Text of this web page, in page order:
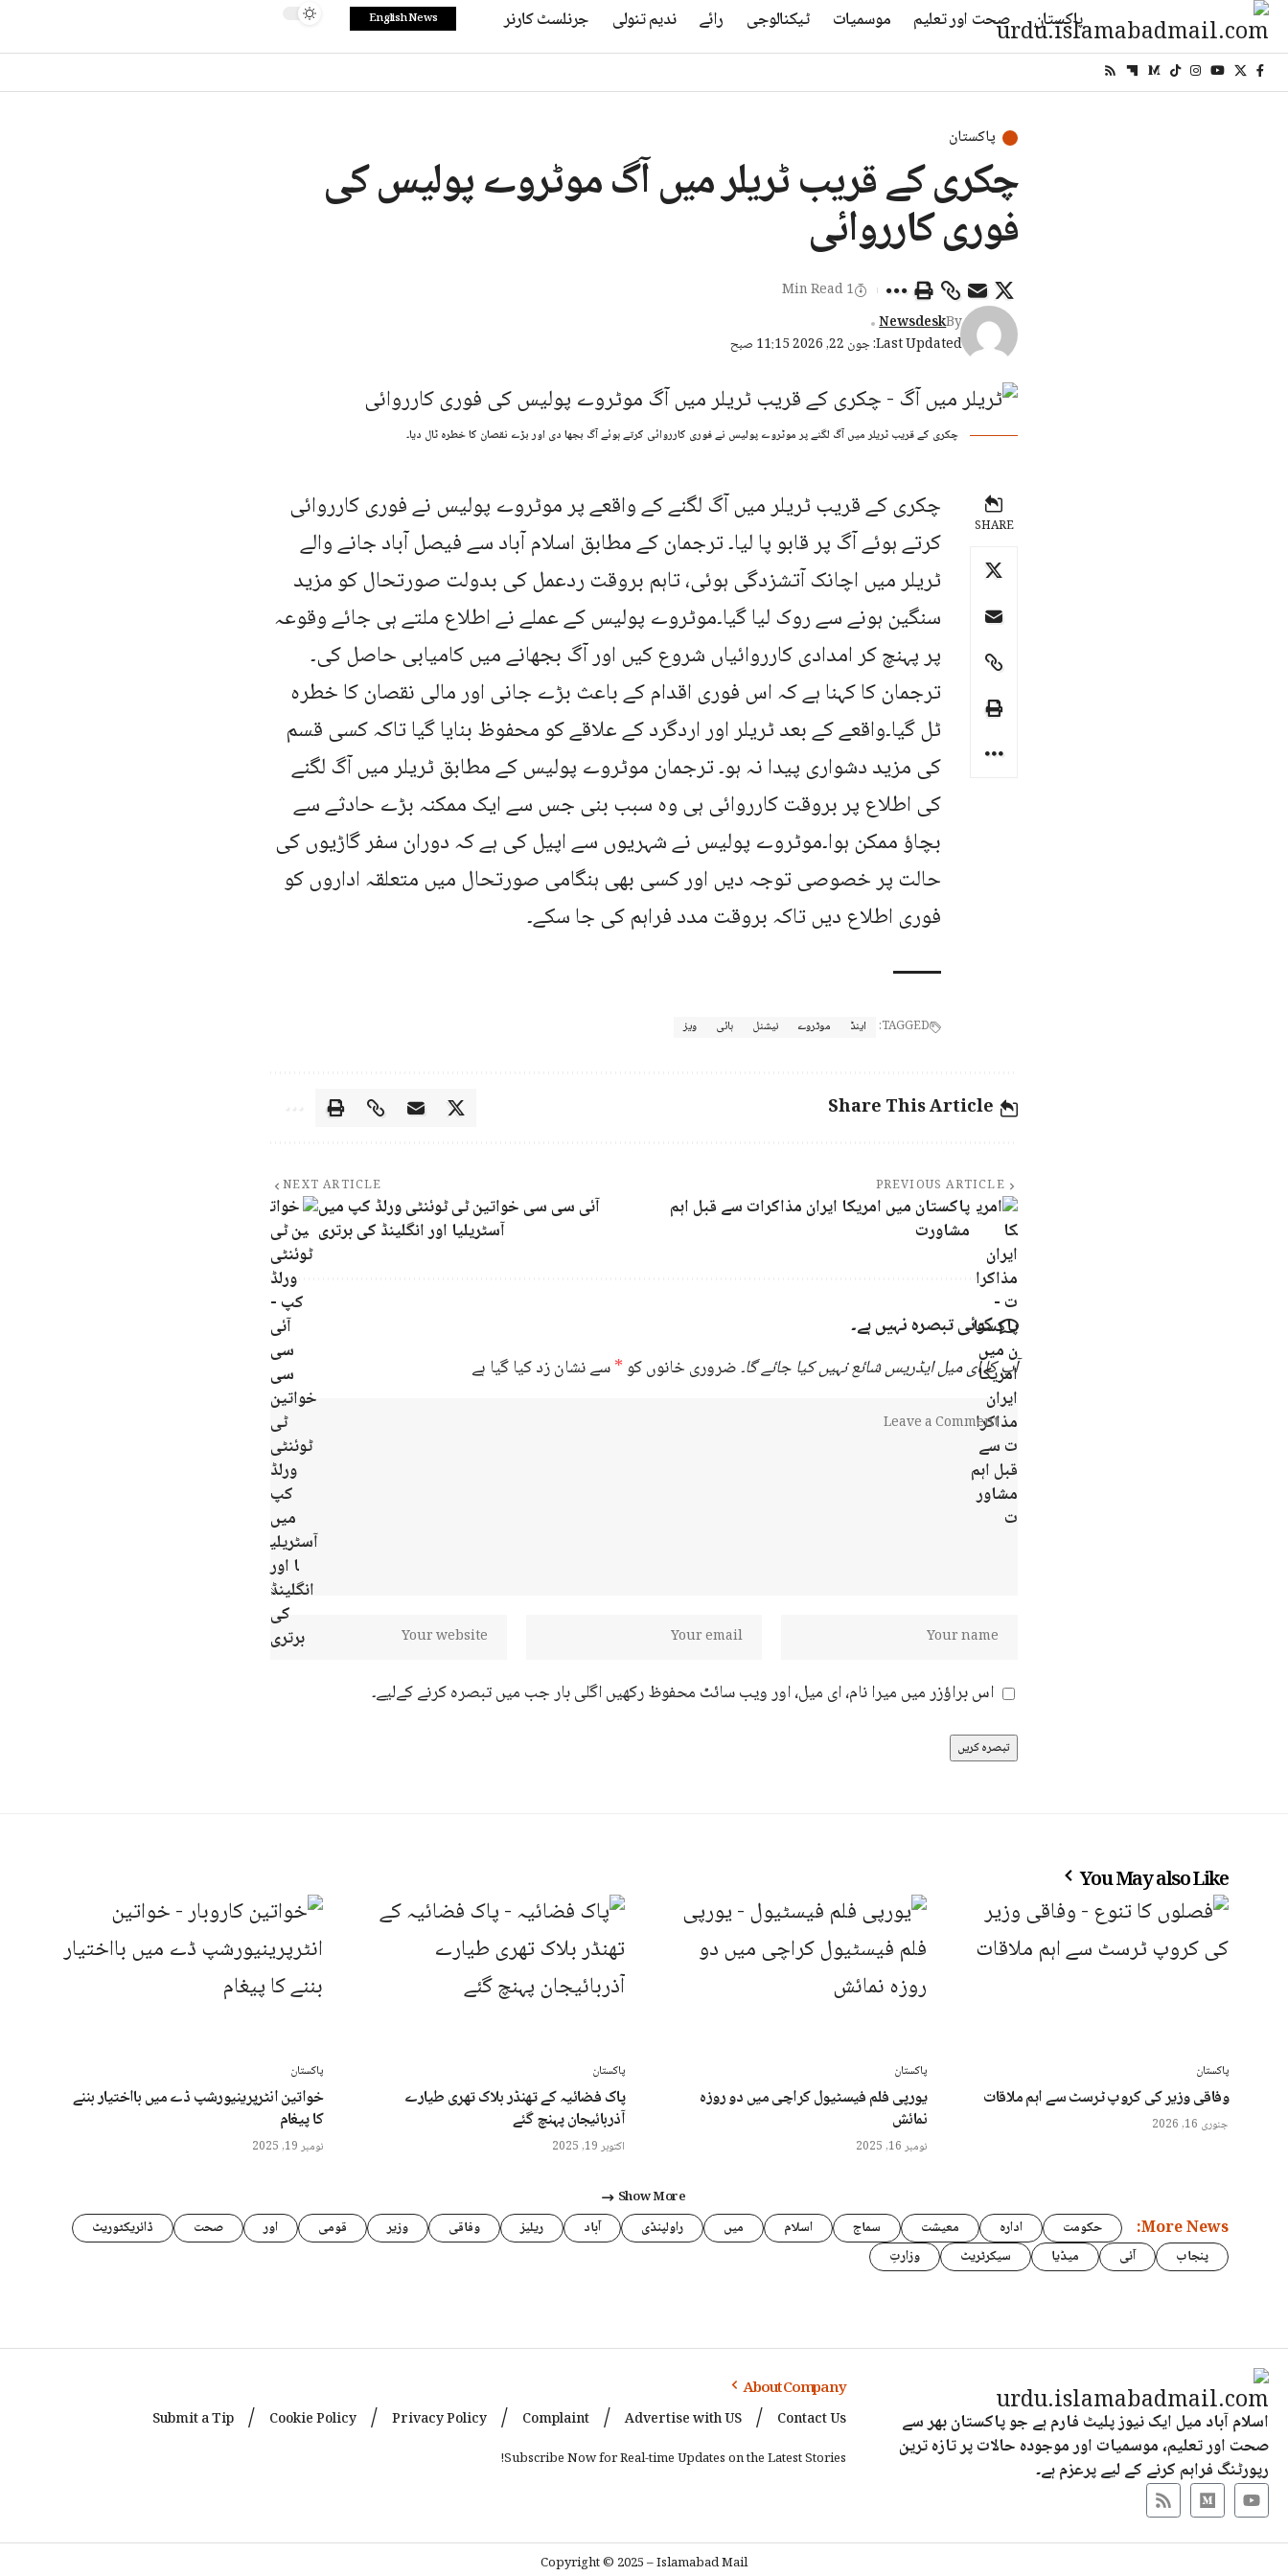
پاکستان صحت اور تعلیم موسمیات ٹیکنالوجی رائے ندیم تنولی جرنلسٹ کارنر English News
پاکستان
چکری کے قریب ٹریلر میں آگ موٹروے پولیس کی
فوری کارروائی
Last Updated: جون 22, 2026 11:15 صبح
By
Newsdesk
1 Min Read
چکری کے قریب ٹریلر میں آگ لگنے پر موٹروے پولیس نے فوری کارروائی کرتے ہوئے آگ بجھا دی اور بڑے نقصان کا خطرہ ٹال دیا۔
SHARE
چکری کے قریب ٹریلر میں آگ لگنے کے واقعے پر موٹروے پولیس نے فوری کارروائی
کرتے ہوئے آگ پر قابو پا لیا۔ ترجمان کے مطابق اسلام آباد سے فیصل آباد جانے والے
ٹریلر میں اچانک آتشزدگی ہوئی، تاہم بروقت ردعمل کی بدولت صورتحال کو مزید
سنگین ہونے سے روک لیا گیا۔موٹروے پولیس کے عملے نے اطلاع ملتے ہی جائے وقوعہ
پر پہنچ کر امدادی کارروائیاں شروع کیں اور آگ بجھانے میں کامیابی حاصل کی۔
ترجمان کا کہنا ہے کہ اس فوری اقدام کے باعث بڑے جانی اور مالی نقصان کا خطرہ
ٹل گیا۔واقعے کے بعد ٹریلر اور اردگرد کے علاقے کو محفوظ بنایا گیا تاکہ کسی قسم
کی مزید دشواری پیدا نہ ہو۔ ترجمان موٹروے پولیس کے مطابق ٹریلر میں آگ لگنے
کی اطلاع پر بروقت کارروائی ہی وہ سبب بنی جس سے ایک ممکنہ بڑے حادثے سے
بچاؤ ممکن ہوا۔موٹروے پولیس نے شہریوں سے اپیل کی ہے کہ دوران سفر گاڑیوں کی
حالت پر خصوصی توجہ دیں اور کسی بھی ہنگامی صورتحال میں متعلقہ اداروں کو
فوری اطلاع دیں تاکہ بروقت مدد فراہم کی جا سکے۔
TAGGED: اینڈ موٹروے نیشنل ہائی ویز
Share This Article
PREVIOUS ARTICLE
پاکستان میں امریکا ایران مذاکرات سے قبل اہم
مشاورت
NEXT ARTICLE
آئی سی سی خواتین ٹی ٹوئنٹی ورلڈ کپ میں
آسٹریلیا اور انگلینڈ کی برتری
کوئی تبصرہ نہیں ہے۔
آپ کا ای میل ایڈریس شائع نہیں کیا جائے گا۔ضروری خانوں کو*سے نشان زد کیا گیا ہے
اس براؤزر میں میرا نام، ای میل، اور ویب سائٹ محفوظ رکھیں اگلی بار جب میں تبصرہ کرنے کےلیے۔
You May also Like
پاکستان
وفاقی وزیر کی کروپ ٹرسٹ سے اہم ملاقات
جنوری 16, 2026
پاکستان
یورپی فلم فیسٹیول کراچی میں دو روزہ
نمائش
نومبر 16, 2025
پاکستان
پاک فضائیہ کے تھنڈر بلاک تھری طیارے
آذربائیجان پہنچ گئے
اکتوبر 19, 2025
پاکستان
خواتین انٹرپرینیورشپ ڈے میں بااختیار بننے
کا پیغام
نومبر 19, 2025
Show More
More News: حکومت ادارہ معیشت سماج اسلام میں راولپنڈی آباد ریلیز وفاقی وزیر قومی اور صحت
ڈائریکٹوریٹ
پنجاب
آئی میڈیا سیکرٹریٹ وزارتِ
اسلام آباد میل ایک نیوز پلیٹ فارم ہے جو پاکستان بھر سے
صحت اور تعلیم، موسمیات اور موجودہ حالات پر تازہ ترین
رپورٹنگ فراہم کرنے کے لیے پرعزم ہے۔
About Company
Contact Us
Advertise with US
Complaint
Privacy Policy
Cookie Policy
Submit a Tip
Subscribe Now for Real-time Updates on the Latest Stories!
Copyright © 2025 – Islamabad Mail